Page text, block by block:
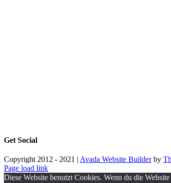
Get Social
Copyright 2012 - 2021 | Avada Website Builderby
Page load link
Diese Website benutzt Cookies. Wenn du die